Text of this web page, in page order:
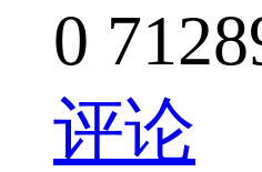
0
评论